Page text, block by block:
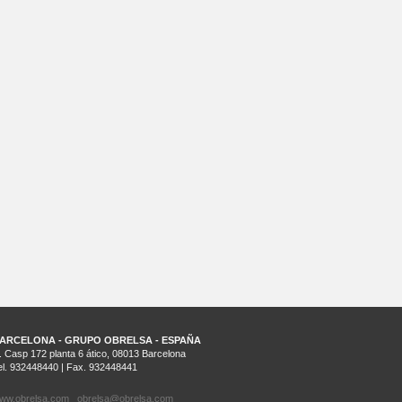
- GRUPO OBRELSA - ESPAÑA
Casp 172 planta 6 ático, 08013 Barcelona
932448440 | Fax. 932448441
obrelsa@obrelsa.com